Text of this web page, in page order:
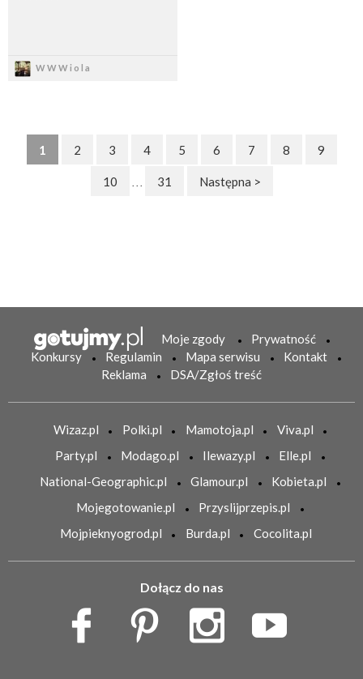
WWWiola
1 2 3 4 5 6 7 8 9
10 31 Następna >
Moje zgody
Prywatność
Konkursy
Regulamin Mapa serwisu
Kontakt
Reklama
DSA/Zgłoś treść
Wizaz.pl Polki.pl Mamotoja.pl
Viva.pl
Party.pl
Modago.pl Ilewazy.pl
Elle.pl
National-Geographic.pl
Glamour.pl
Kobieta.pl
Mojegotowanie.pl
Przyslijprzepis.pl
Mojpieknyogrod.pl
Burda.pl Cocolita.pl
Dołącz do nas